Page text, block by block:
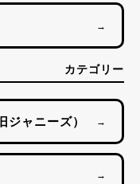
→
カテゴリー
ャニーズ） →
→